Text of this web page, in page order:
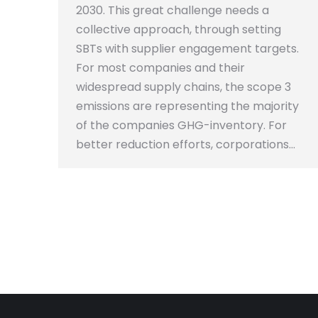
2030. This great challenge needs a
collective approach, through setting
SBTs with supplier engagement targets.
For most companies and their
widespread supply chains, the scope 3
emissions are representing the majority
of the companies GHG-inventory. For
better reduction efforts, corporations…